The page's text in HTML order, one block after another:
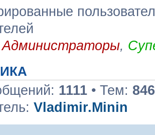
Администраторы,
1111 • Тем: 846
Vladimir.Minin